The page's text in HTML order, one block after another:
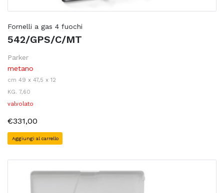
Fornelli a gas 4 fuochi
542/GPS/C/MT
Parker
metano
cm 49 x 47,5 x 12
KG. 7,60
valvolato
€331,00
Aggiungi al carrello